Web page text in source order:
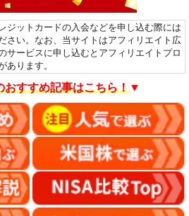
ジットカードの入会などを申し込む際には
さい。なお、当サイトはアフィリエイト広
サービスに申し込むとアフィリエイトプロ
あります。
おすすめ記事はこちら！ ▼